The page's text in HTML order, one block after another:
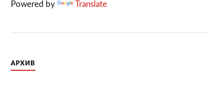
Powered by Translate
АРХИВ